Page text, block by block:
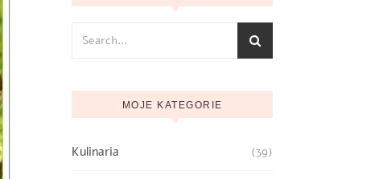
MOJE KATEGORIE
Kulinaria (39)